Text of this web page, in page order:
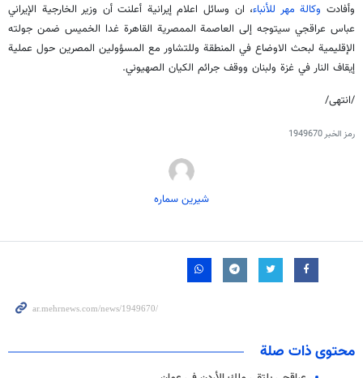
وأفادت وكالة مهر للأنباء، ان وسائل اعلام إيرانية أعلنت أن وزير الخارجية الإيراني
عباس عراقجي سيتوجه إلى العاصمة الممصرية القاهرة غدا الخميس ضمن جولته
الإقليمية لبحث الاوضاع في المنطقة وللتشاور مع المسؤولين المصرين حول عملية
إيقاف النار في غزة ولبنان ووقف جرائم الكيان الصهيوني.
/انتهى/
رمز الخبر1949670
شیرین سماره
محتوى ذات صلة